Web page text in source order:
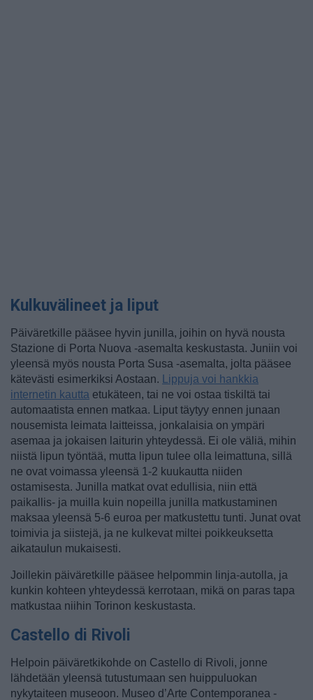
Kulkuvälineet ja liput
Päiväretkille pääsee hyvin junilla, joihin on hyvä nousta
Stazione di Porta Nuova -asemalta keskustasta. Juniin voi
yleensä myös nousta Porta Susa -asemalta, jolta pääsee
kätevästi esimerkiksi Aostaan.
Lippuja voi hankkia
internetin kautta etukäteen, tai ne voi ostaa tiskiltä tai
automaatista ennen matkaa. Liput täytyy ennen junaan
nousemista leimata laitteissa, jonkalaisia on ympäri
asemaa ja jokaisen laiturin yhteydessä. Ei ole väliä, mihin
niistä lipun työntää, mutta lipun tulee olla leimattuna, sillä
ne ovat voimassa yleensä 1-2 kuukautta niiden
ostamisesta. Junilla matkat ovat edullisia, niin että
paikallis- ja muilla kuin nopeilla junilla matkustaminen
maksaa yleensä 5-6 euroa per matkustettu tunti. Junat ovat
toimivia ja siistejä, ja ne kulkevat miltei poikkeuksetta
aikataulun mukaisesti.
Joillekin päiväretkille pääsee helpommin linja-autolla, ja
kunkin kohteen yhteydessä kerrotaan, mikä on paras tapa
matkustaa niihin Torinon keskustasta.
Castello di Rivoli
Helpoin päiväretkikohde on Castello di Rivoli, jonne
lähdetään yleensä tutustumaan sen huippuluokan
nykytaiteen museoon. Museo d’Arte Contemporanea -